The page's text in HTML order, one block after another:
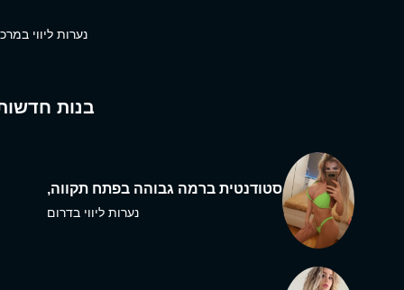
נערות ליווי
בנות
סטודנטית ברמה גבוהה בפתח תקווה,
נערות ליווי בדרום